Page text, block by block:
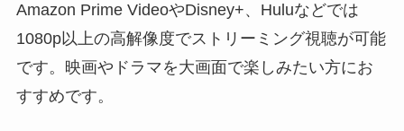
Amazon Prime VideoやDisney+、Huluなどでは
1080p以上の高解像度でストリーミング視聴が可能
です。映画やドラマを大画面で楽しみたい方にお
すすめです。